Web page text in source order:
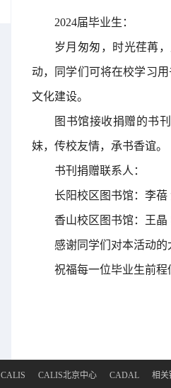
2024届毕业生：
岁月匆匆，时光荏苒
动，同学们可将在校学习
文化建设。
图书馆接收捐赠的书
妹，传校友情，承书香谊。
书刊捐赠联系人：
长阳校区图书馆：李蓓
香山校区图书馆：王晶
感谢同学们对本活动的
祝福每一位毕业生前程
图书馆
2024
CALIS CALIS北京中心 CADAL 相关